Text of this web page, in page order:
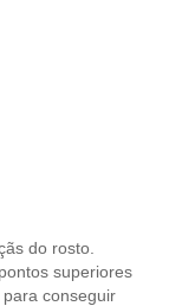
do rosto.
superiores
conseguir